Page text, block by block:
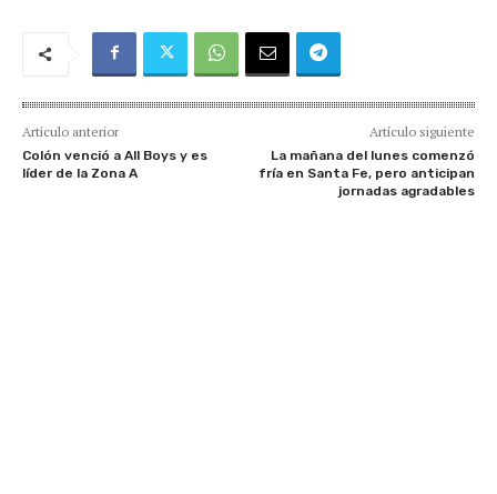
Artículo anterior
Colón venció a All Boys y es
líder de la Zona A
Artículo siguiente
La mañana del lunes comenzó
fría en Santa Fe, pero anticipan
jornadas agradables